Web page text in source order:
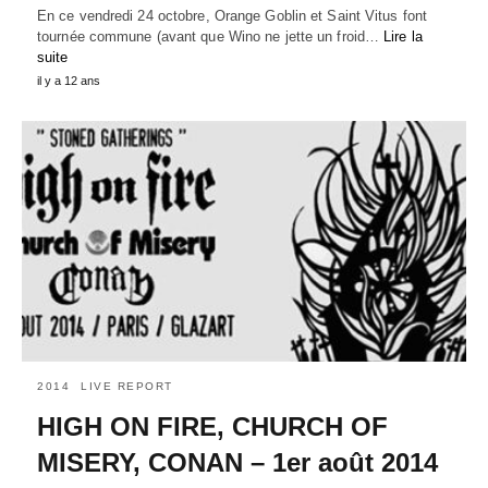
En ce vendredi 24 octobre, Orange Goblin et Saint Vitus font
tournée commune (avant que Wino ne jette un froid… Lire la
suite
il y a 12 ans
2014 LIVE REPORT
HIGH ON FIRE, CHURCH OF
MISERY, CONAN – 1er août 2014